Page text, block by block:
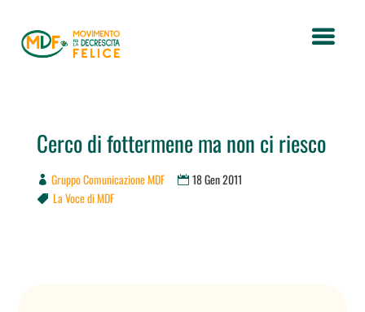
Cerco di fottermene ma non ci riesco
Gruppo Comunicazione MDF 18 Gen 2011
 La Voce di MDF